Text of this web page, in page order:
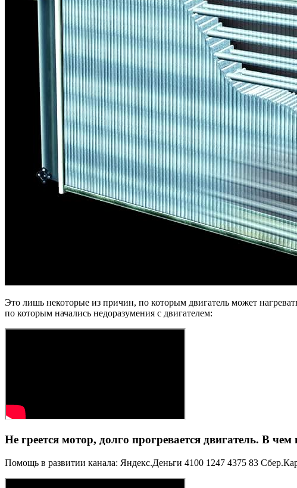
Это лишь некоторые из причин, по которым двигатель может
по которым начались недоразумения с двигателем:
Не греется мотор, долго прогревается двигатель. В
Помощь в развитии канала: Яндекс.Деньги 4100 1247 4375 83